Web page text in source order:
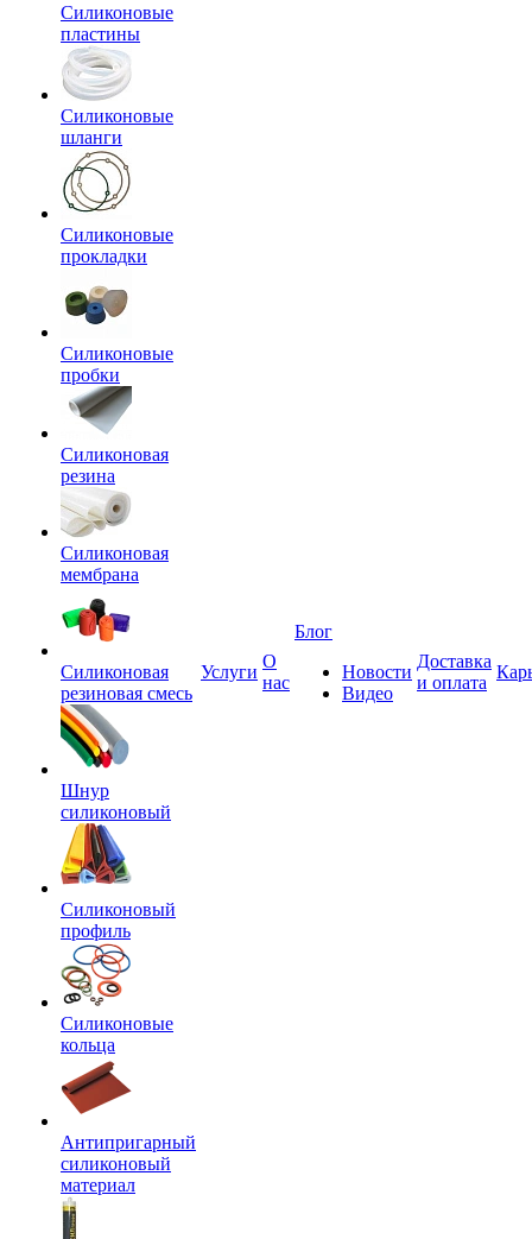
Силиконовые
пластины
Силиконовые
шланги
Силиконовые
прокладки
Силиконовые
пробки
Силиконовая
резина
Силиконовая
мембрана
Силиконовая
резиновая смесь
Шнур
силиконовый
Силиконовый
профиль
Силиконовые
кольца
Антипригарный
силиконовый
материал
Услуги
О
нас
Блог
Новости
Видео
Доставка
и оплата